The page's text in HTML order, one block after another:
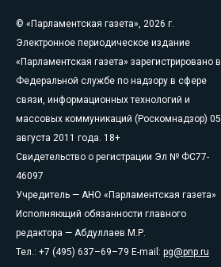
© «Парламентская газета», 2026 г.
Электронное периодическое издание
«Парламентская газета» зарегистрировано в
Федеральной службе по надзору в сфере
связи, информационных технологий и
массовых коммуникаций (Роскомнадзор) 05
августа 2011 года. 18+
Свидетельство о регистрации Эл № ФС77-
46097
Учредитель — АНО «Парламентская газета»
Исполняющий обязанности главного
редактора — Абдуллаев М.Р.
Тел.: +7 (495) 637–69–79 E-mail: pg@pnp.ru